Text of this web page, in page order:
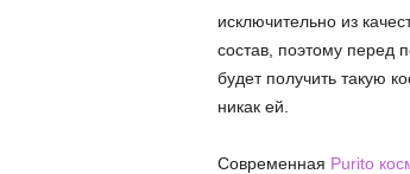
исключительно из
состав, поэтому перед
будет получить такую
никак ей.
Современная Purito